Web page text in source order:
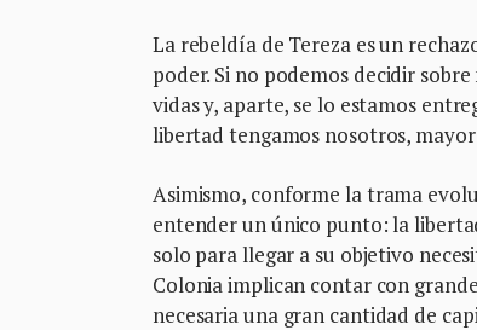
La rebeldía de Tereza es un
poder. Si no podemos decidir
vidas y, aparte, se lo estamos
libertad tengamos nosotros,
Asimismo, conforme la trama
entender un único punto: la
solo para llegar a su objetivo
Colonia implican contar con
necesaria una gran cantidad de